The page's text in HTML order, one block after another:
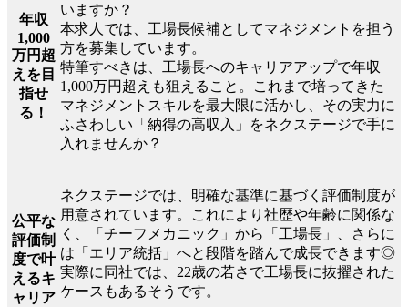
年収
1,000
万円超
えを目
指せ
る！
いますか？
本求人では、工場長候補としてマネジメントを担う
方を募集しています。
特筆すべきは、工場長へのキャリアアップで年収
1,000万円超えも狙えること。これまで培ってきた
マネジメントスキルを最大限に活かし、その実力に
ふさわしい「納得の高収入」をネクステージで手に
入れませんか？
公平な
評価制
度で叶
えるキ
ャリア
ネクステージでは、明確な基準に基づく評価制度が
用意されています。これにより社歴や年齢に関係な
く、「チーフメカニック」から「工場長」、さらに
は「エリア統括」へと段階を踏んで成長できます◎
実際に同社では、22歳の若さで工場長に抜擢された
ケースもあるそうです。